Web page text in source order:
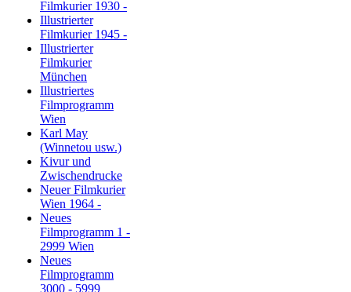
Filmkurier 1930 -
Illustrierter
Filmkurier 1945 -
Illustrierter
Filmkurier
München
Illustriertes
Filmprogramm
Wien
Karl May
(Winnetou usw.)
Kivur und
Zwischendrucke
Neuer Filmkurier
Wien 1964 -
Neues
Filmprogramm 1 -
2999 Wien
Neues
Filmprogramm
3000 - 5999